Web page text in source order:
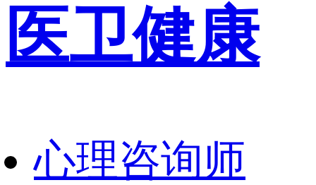
医卫健康
心理咨询师